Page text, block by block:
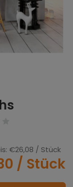
€26,08 / Stück
/ Stück